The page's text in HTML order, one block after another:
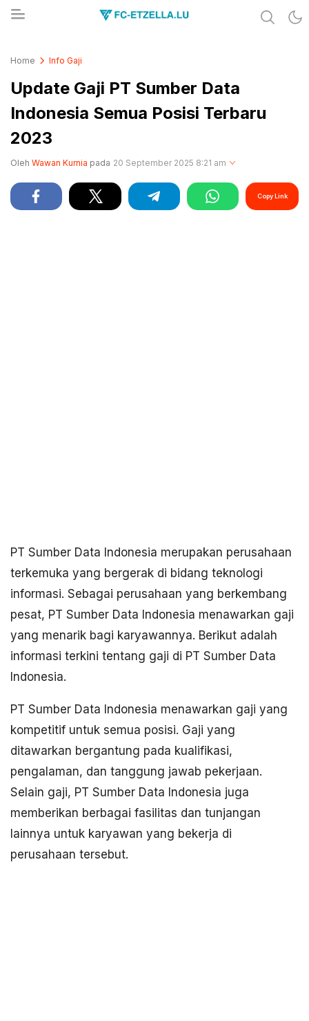
Home Info Gaji
Update Gaji PT Sumber Data
Indonesia Semua Posisi Terbaru
2023
Oleh Wawan Kurnia pada 20 September 2025 8:21 am
Copy Link
PT Sumber Data Indonesia merupakan perusahaan
terkemuka yang bergerak di bidang teknologi
informasi. Sebagai perusahaan yang berkembang
pesat, PT Sumber Data Indonesia menawarkan gaji
yang menarik bagi karyawannya. Berikut adalah
informasi terkini tentang gaji di PT Sumber Data
Indonesia.
PT Sumber Data Indonesia menawarkan gaji yang
kompetitif untuk semua posisi. Gaji yang
ditawarkan bergantung pada kualifikasi,
pengalaman, dan tanggung jawab pekerjaan.
Selain gaji, PT Sumber Data Indonesia juga
memberikan berbagai fasilitas dan tunjangan
lainnya untuk karyawan yang bekerja di
perusahaan tersebut.